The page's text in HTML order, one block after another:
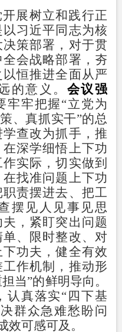
展树立和践行正
习近平同志为核
策部署，对于贯
会战略部署，夯
恒推进全面从严
的意义。 会议强
牢牢把握“立党为
、真抓实干”的总
查改为抓手，推
深学细悟上下功
实际，切实做到
找准问题上下功
责摆进去、把工
摆见人见事见思
，紧盯突出问题
、限时整改、对
功夫，健全有效
作机制，推动形
当”的鲜明导向。
认真落实“四下基
群众急难愁盼问
效可感可及。